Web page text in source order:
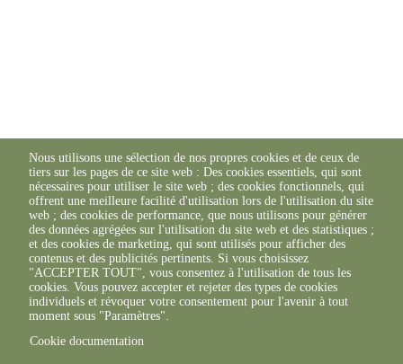
Nous utilisons une sélection de nos propres cookies et de ceux de
tiers sur les pages de ce site web : Des cookies essentiels, qui sont
nécessaires pour utiliser le site web ; des cookies fonctionnels, qui
offrent une meilleure facilité d'utilisation lors de l'utilisation du site
web ; des cookies de performance, que nous utilisons pour générer
des données agrégées sur l'utilisation du site web et des statistiques ;
et des cookies de marketing, qui sont utilisés pour afficher des
contenus et des publicités pertinents. Si vous choisissez
"ACCEPTER TOUT", vous consentez à l'utilisation de tous les
cookies. Vous pouvez accepter et rejeter des types de cookies
individuels et révoquer votre consentement pour l'avenir à tout
moment sous "Paramètres".
Cookie documentation